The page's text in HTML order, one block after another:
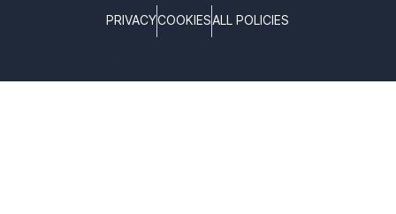
PRIVACYCOOKIESALL POLICIES